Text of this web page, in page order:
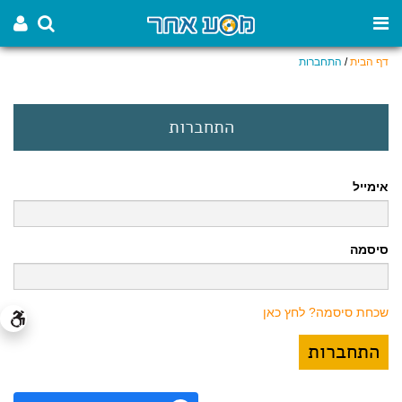
דף הבית/ התחברות
התחברות
אימייל
סיסמה
שכחת סיסמה? לחץ כאן